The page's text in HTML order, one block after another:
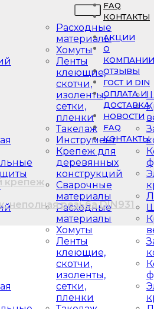
Расходные
материалы
Хомуты
Ленты
клеющие,
скотчи,
изоленты,
сетки,
пленки
Такелаж
Инструмент
Крепеж для
деревянных
конструкций
Сварочные
материалы
Расходные
материалы
Хомуты
Ленты
клеющие,
скотчи,
изоленты,
сетки,
пленки
FAQ
КОНТАКТЫ
АКЦИИ
О
КОМПАНИИ
ОТЗЫВЫ
ГОСТ И DIN
ОПЛАТА И
ДОСТАВКА
НОВОСТИ
FAQ
КОНТАКТЫ
крепеж
неполная резьба DIN931